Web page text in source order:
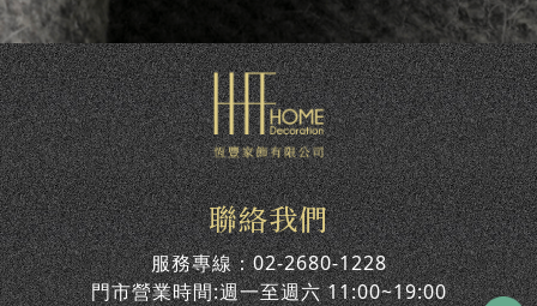
聯絡我們
服務專線：02-2680-1228
門市營業時間:週一至週六 11:00~19:00